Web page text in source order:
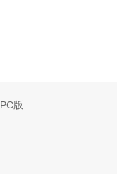
PC版